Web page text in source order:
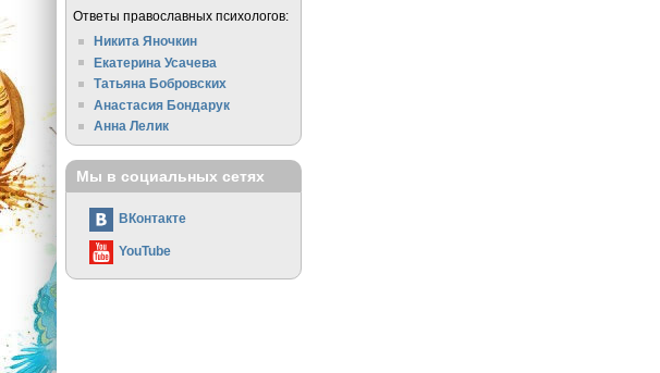
Ответы православных психологов:
Никита Яночкин
Екатерина Усачева
Татьяна Бобровских
Анастасия Бондарук
Анна Лелик
Мы в социальных сетях
ВКонтакте
YouTube